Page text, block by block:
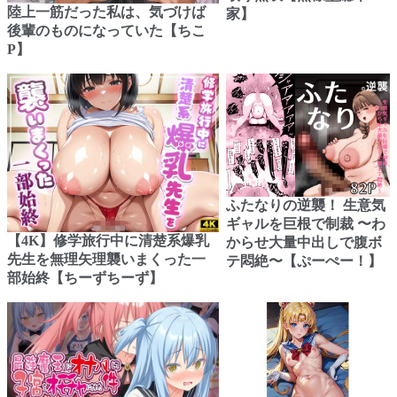
陸上一筋だった私は、気づけば
後輩のものになっていた【ちこ
P】
家】
【4K】修学旅行中に清楚系爆乳
先生を無理矢理襲いまくった一
部始終【ちーずちーず】
ふたなりの逆襲！ 生意気
ギャルを巨根で制裁 〜わ
からせ大量中出しで腹ボ
テ悶絶〜【ぷーぺー！】